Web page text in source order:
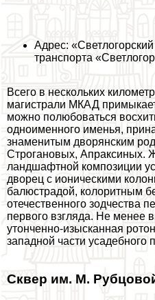
Адрес:
трaнcпорта
Всего в нескольких
магистрали МКАД
можно полюбоваться
одноименного именья,
знаменитым дворянским
Строгановых, Апpaксиных.
ландшафтной композиции
дворец с ионическими
балюстрадой, колоритным
отечественного зодчества
первого взгляда. Не менее
утонченно-изысканная
западной части усадебного
Сквер им. М.